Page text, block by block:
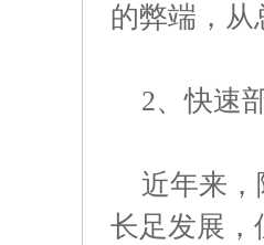
的弊端，从
2、快速
近年来，
长足发展，